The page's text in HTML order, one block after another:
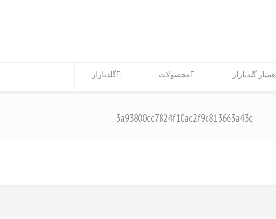
گلدبازار محصولات همیار گلدبازار
3a93800cc7824f10ac2f9c813663a43c